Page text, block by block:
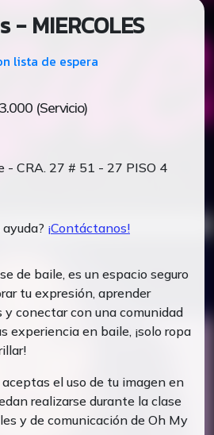
MIERCOLES
lista de espera
(Servicio)
- CRA. 27 # 51 - 27 PISO 4
¡Contáctanos!
de baile, es un espacio seguro
tu expresión, aprender
conectar con una comunidad
experiencia en baile, ¡solo ropa
el uso de tu imagen en
realizarse durante la clase
y de comunicación de Oh My